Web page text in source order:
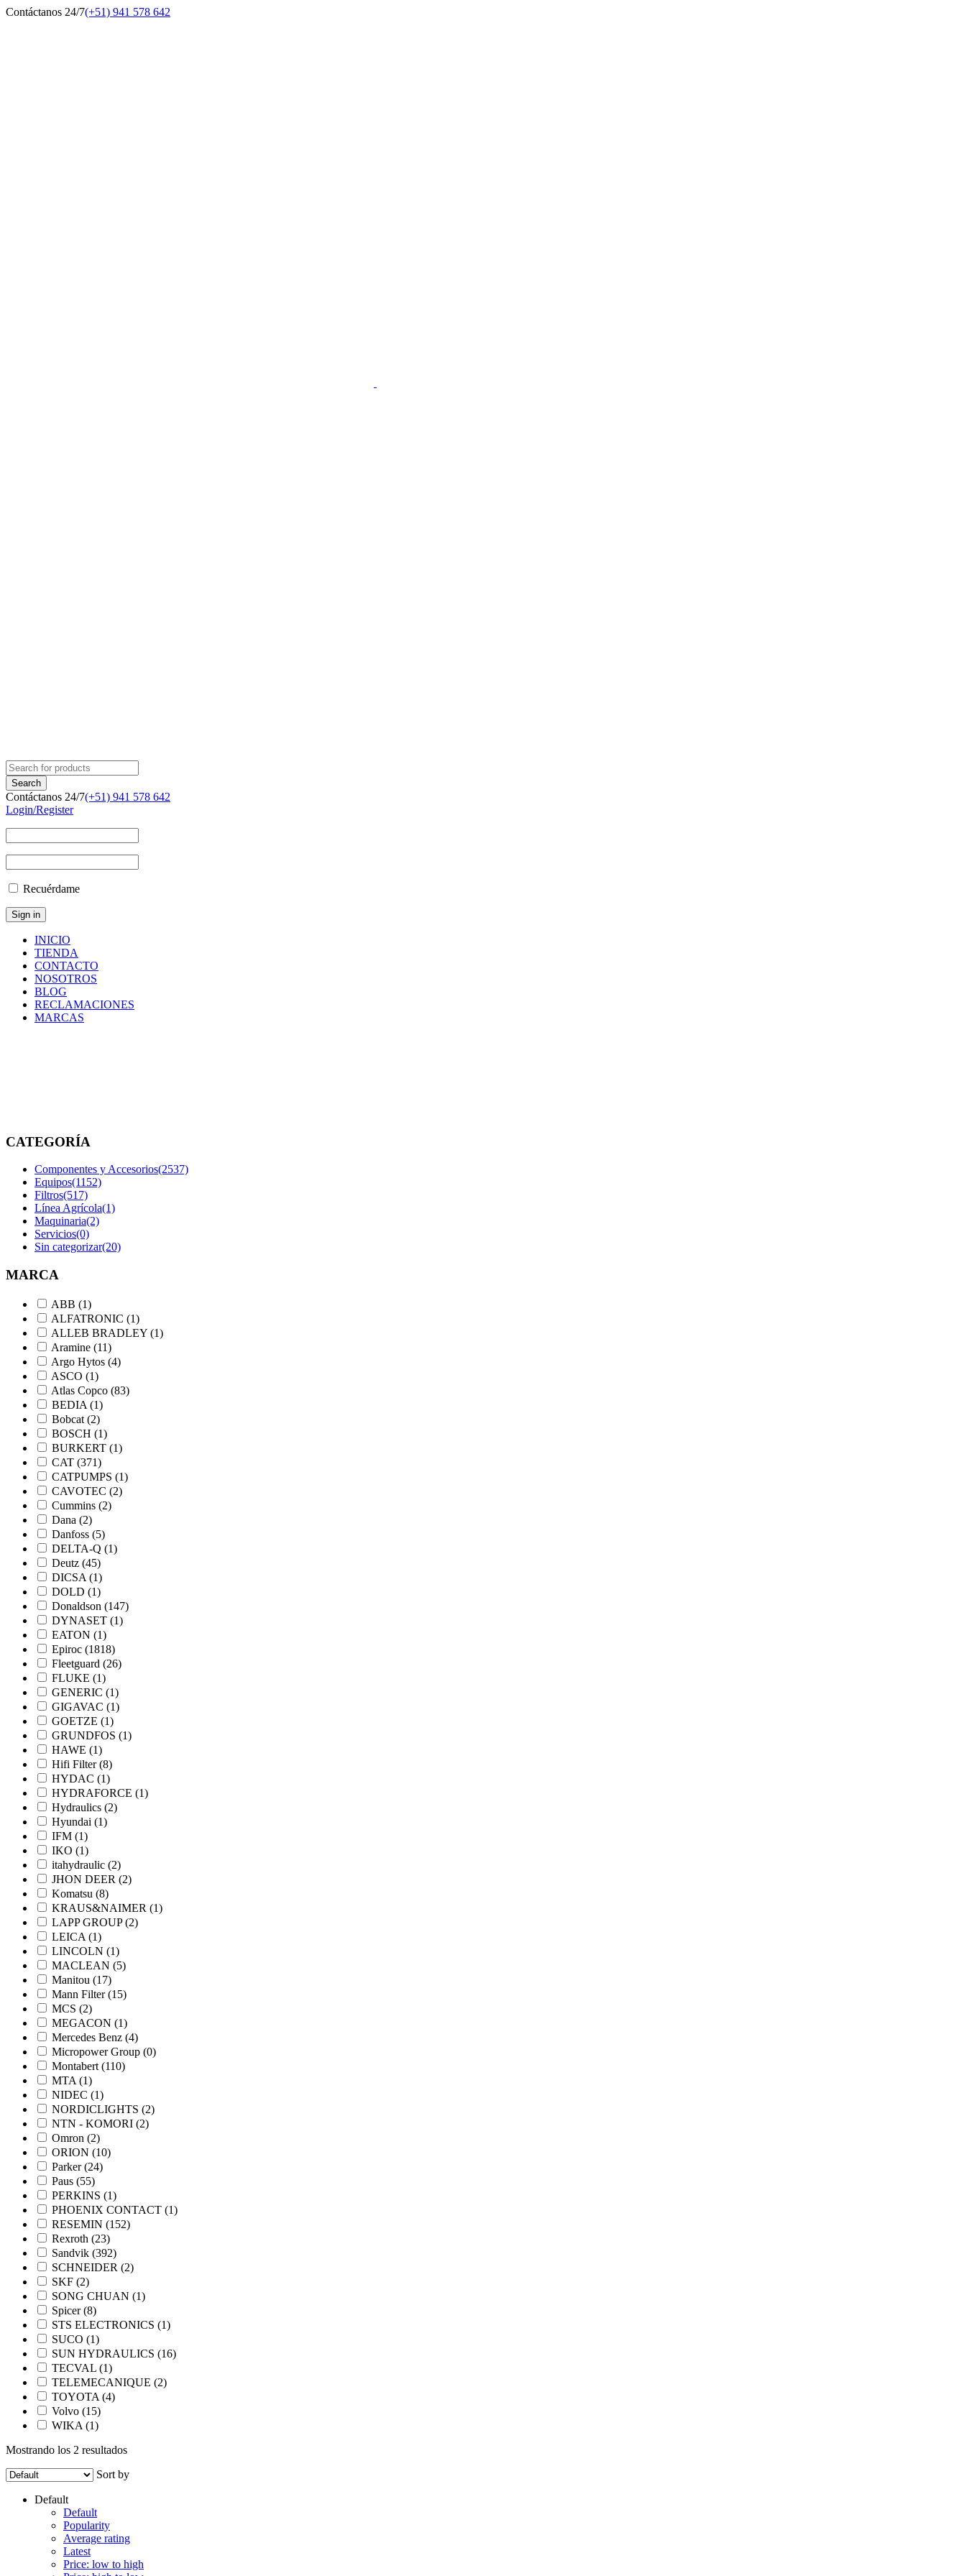
Contáctanos 24/7(+51) 941 578 642
Contáctanos 24/7(+51) 941 578 642
Login/Register
Recuérdame
INICIO
TIENDA
CONTACTO
NOSOTROS
BLOG
RECLAMACIONES
MARCAS
CATEGORÍA
Componentes y Accesorios(2537)
Equipos(1152)
Filtros(517)
Línea Agrícola(1)
Maquinaria(2)
Servicios(0)
Sin categorizar(20)
MARCA
ABB (1)
ALFATRONIC (1)
ALLEB BRADLEY (1)
Aramine (11)
Argo Hytos (4)
ASCO (1)
Atlas Copco (83)
BEDIA (1)
Bobcat (2)
BOSCH (1)
BURKERT (1)
CAT (371)
CATPUMPS (1)
CAVOTEC (2)
Cummins (2)
Dana (2)
Danfoss (5)
DELTA-Q (1)
Deutz (45)
DICSA (1)
DOLD (1)
Donaldson (147)
DYNASET (1)
EATON (1)
Epiroc (1818)
Fleetguard (26)
FLUKE (1)
GENERIC (1)
GIGAVAC (1)
GOETZE (1)
GRUNDFOS (1)
HAWE (1)
Hifi Filter(8)
HYDAC (1)
HYDRAFORCE (1)
Hydraulics (2)
Hyundai (1)
IFM (1)
IKO (1)
itahydraulic (2)
JHON DEER (2)
Komatsu (8)
KRAUS&NAIMER (1)
LAPP GROUP(2)
LEICA (1)
LINCOLN (1)
MACLEAN (5)
Manitou (17)
Mann Filter(15)
MCS (2)
MEGACON (1)
Mercedes Benz (4)
Micropower Group (0)
Montabert (110)
MTA (1)
NIDEC (1)
NORDICLIGHTS (2)
NTN - KOMORI (2)
Omron (2)
ORION (10)
Parker(24)
Paus (55)
PERKINS (1)
PHOENIX CONTACT (1)
RESEMIN (152)
Rexroth (23)
Sandvik (392)
SCHNEIDER (2)
SKF (2)
SONG CHUAN (1)
Spicer(8)
STS ELECTRONICS (1)
SUCO (1)
SUN HYDRAULICS (16)
TECVAL (1)
TELEMECANIQUE (2)
TOYOTA (4)
Volvo (15)
WIKA (1)
Mostrando los 2 resultados
Sort by
Default
Default
Popularity
Average rating
Latest
Price: low to high